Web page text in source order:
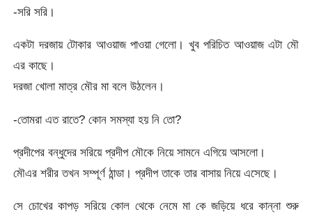
-সরি সরি।
একটা দরজায় টোকার আওয়াজ পাওয়া গেলো। খুব পরিচিত আওয়াজ এটা মৌ
এর কাছে।
দরজা খোলা মাত্র মৌর মা বলে উঠলেন।
-তোমরা এত রাতে? কোন সমস্যা হয় নি তো?
প্রদীপের বন্ধুদের সরিয়ে প্রদীপ মৌকে নিয়ে সামনে এগিয়ে আসলো।
মৌএর শরীর তখন সম্পূর্ণ ঠান্ডা। প্রদীপ তাকে তার বাসায় নিয়ে এসেছে।
সে চোখের কাপড় সরিয়ে কোল থেকে নেমে মা কে জড়িয়ে ধরে কান্না শুরু